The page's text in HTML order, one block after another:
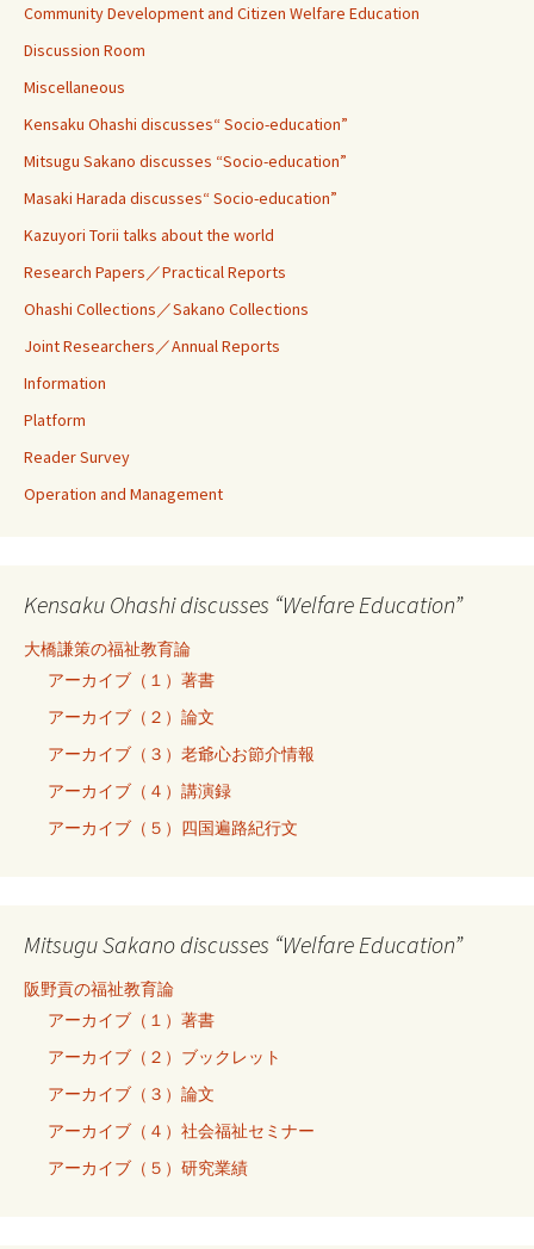
Community Development and Citizen Welfare Education
Discussion Room
Miscellaneous
Kensaku Ohashi discusses“ Socio-education”
Mitsugu Sakano discusses “Socio-education”
Masaki Harada discusses“ Socio-education”
Kazuyori Torii talks about the world
Research Papers／Practical Reports
Ohashi Collections／Sakano Collections
Joint Researchers／Annual Reports
Information
Platform
Reader Survey
Operation and Management
Kensaku Ohashi discusses “Welfare Education”
大橋謙策の福祉教育論
アーカイブ（１）著書
アーカイブ（２）論文
アーカイブ（３）老爺心お節介情報
アーカイブ（４）講演録
アーカイブ（５）四国遍路紀行文
Mitsugu Sakano discusses “Welfare Education”
阪野貢の福祉教育論
アーカイブ（１）著書
アーカイブ（２）ブックレット
アーカイブ（３）論文
アーカイブ（４）社会福祉セミナー
アーカイブ（５）研究業績